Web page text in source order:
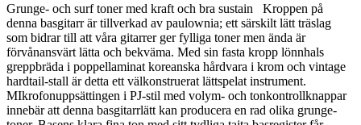
Grunge- och surf toner med kraft och bra sustain Kroppen på
denna basgitarr är tillverkad av paulownia; ett särskilt lätt träslag
som bidrar till att våra gitarrer ger fylliga toner men ända är
förvånansvärt lätta och bekväma. Med sin fasta kropp lönnhals
greppbräda i poppellaminat koreanska hårdvara i krom och vintage
hardtail-stall är detta ett välkonstruerat lättspelat instrument.
MIkrofonuppsättingen i PJ-stil med volym- och tonkontrollknappar
innebär att denna basgitarrlätt kan producera en rad olika grunge-